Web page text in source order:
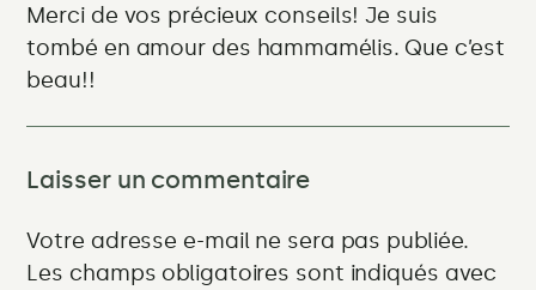
Merci de vos précieux conseils! Je suis
tombé en amour des hammamélis. Que c’est
beau!!
Laisser un commentaire
Votre adresse e-mail ne sera pas publiée.
Les champs obligatoires sont indiqués avec